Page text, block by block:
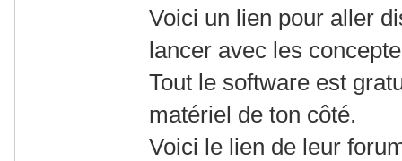
Voici un lien pour aller
lancer avec les
Tout le software est
matériel de ton côté.
Voici le lien de leur